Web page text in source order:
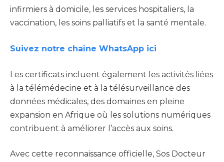
infirmiers à domicile, les services hospitaliers, la
vaccination, les soins palliatifs et la santé mentale.
Suivez notre chaîne WhatsApp ici
Les certificats incluent également les activités liées
à la télémédecine et à la télésurveillance des
données médicales, des domaines en pleine
expansion en Afrique où les solutions numériques
contribuent à améliorer l’accès aux soins.
Avec cette reconnaissance officielle, Sos Docteur